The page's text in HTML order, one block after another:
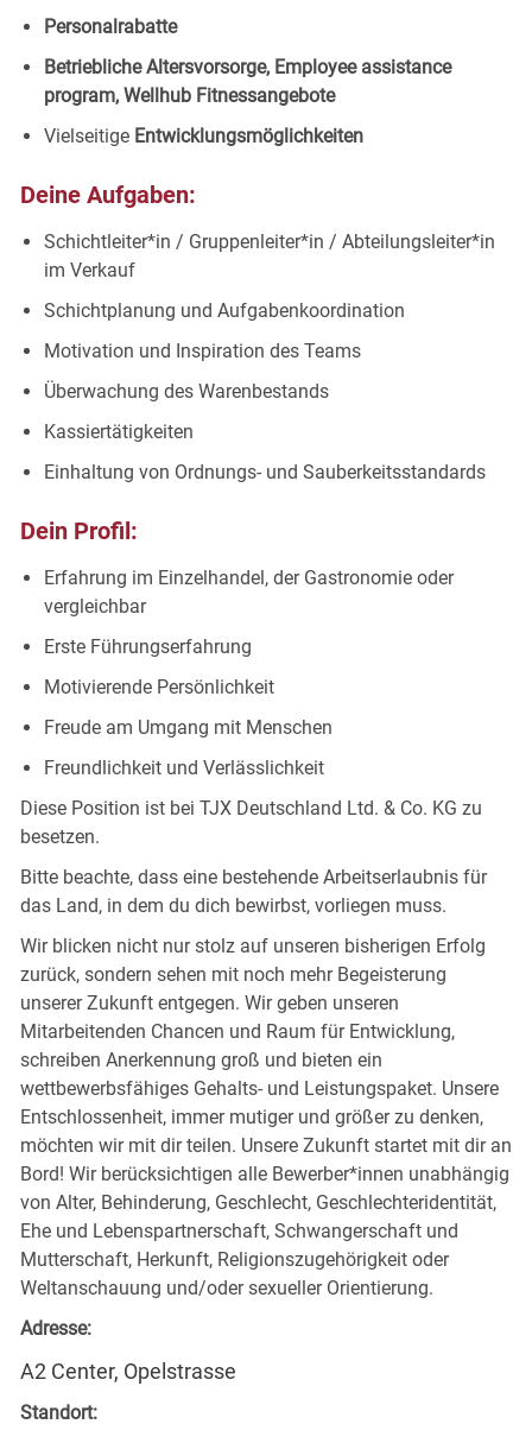
Personalrabatte
Betriebliche Altersvorsorge, Employee assistance
program, Wellhub Fitnessangebote
Vielseitige Entwicklungsmöglichkeiten
Deine Aufgaben:
Schichtleiter*in / Gruppenleiter*in / Abteilungsleiter*in
im Verkauf
Schichtplanung und Aufgabenkoordination
Motivation und Inspiration des Teams
Überwachung des Warenbestands
Kassiertätigkeiten
Einhaltung von Ordnungs- und Sauberkeitsstandards
Dein Profil:
Erfahrung im Einzelhandel, der Gastronomie oder
vergleichbar
Erste Führungserfahrung
Motivierende Persönlichkeit
Freude am Umgang mit Menschen
Freundlichkeit und Verlässlichkeit
Diese Position ist bei TJX Deutschland Ltd. & Co. KG zu
besetzen.
Bitte beachte, dass eine bestehende Arbeitserlaubnis für
das Land, in dem du dich bewirbst, vorliegen muss.
Wir blicken nicht nur stolz auf unseren bisherigen Erfolg
zurück, sondern sehen mit noch mehr Begeisterung
unserer Zukunft entgegen. Wir geben unseren
Mitarbeitenden Chancen und Raum für Entwicklung,
schreiben Anerkennung groß und bieten ein
wettbewerbsfähiges Gehalts- und Leistungspaket. Unsere
Entschlossenheit, immer mutiger und größer zu denken,
möchten wir mit dir teilen. Unsere Zukunft startet mit dir an
Bord! Wir berücksichtigen alle Bewerber*innen unabhängig
von Alter, Behinderung, Geschlecht, Geschlechteridentität,
Ehe und Lebenspartnerschaft, Schwangerschaft und
Mutterschaft, Herkunft, Religionszugehörigkeit oder
Weltanschauung und/oder sexueller Orientierung.
Adresse:
A2 Center, Opelstrasse
Standort: